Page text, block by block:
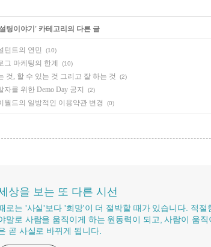
팅이야기 ' 카테고리의 다른 글
턴트의 연민 (10)
그 마케팅의 한계 (10)
것, 할 수 있는 것 그리고 잘 하는 것 (2)
자를 위한 Demo Day 공지 (2)
월드의 일방적인 이용약관 변경 (0)
상을 보는 또 다른 시선
로는 '사실'보다 '희망'이 더 절박할 때가 있습니다. 적절
말로 사람을 움직이게 하는 원동력이 되고, 사람이 움직
곧 사실로 바뀌게 됩니다.